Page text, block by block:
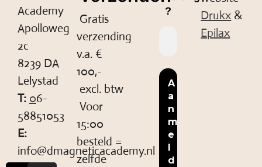
Academy
Apolloweg
2c
8239 DA
Lelystad
T: 06-
58851053
E:
info@dmagneticacademy.nl
Gratis
verzending
v.a. €
100,-
excl. btw
Voor
15:00
besteld =
zelfde
?
Drukx &
Epilax